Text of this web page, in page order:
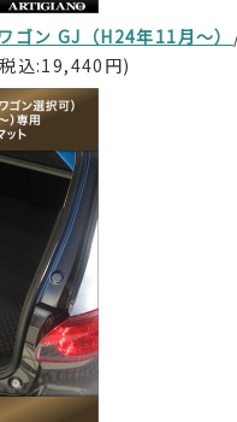
ゴン GJ（H24年11月～）
込:19,440円)